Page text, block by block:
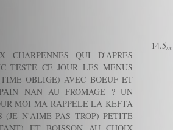
CHARPENNES QUI D'APRES
TESTE CE JOUR LES MENUS
OBLIGE) AVEC BOEUF ET
NAN AU FROMAGE ? UN
MOI MA RAPPELE LA KEFTA
(JE N'AIME PAS TROP) PETITE
14.5/20